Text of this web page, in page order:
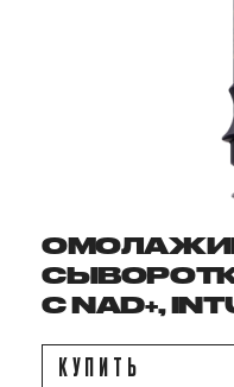
С NAD+,
КУПИТЬ